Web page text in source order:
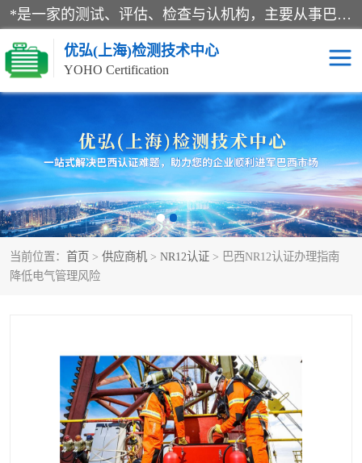
*是一家的测试、评估、检查与认机构，主要从事巴西NR10认证、NR12认证、NR13认证；ANATEL认证、INMTRO认证，欧盟CE认证：MD认证，PED认证，MID认证，ATEX认证，德国蓝色天使认证。
优弘(上海)检测技术中心
YOHO Certification
当前位置： 首页 > 供应商机 > NR12认证 > 巴西NR12认证办理指南
降低电气管理风险
RECYCLASS认证 NR10认证
NR12认证 NR13认证
ART认证 巴西NR认证
巴西认证 RETIE认证